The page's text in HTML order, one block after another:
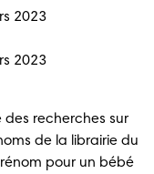
2023
2023
des recherches sur
de la librairie du
pour un bébé